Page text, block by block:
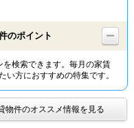
から
のポイント
検索できます。毎月の家賃
い方におすすめの特集です。
物件のオススメ情報を見る